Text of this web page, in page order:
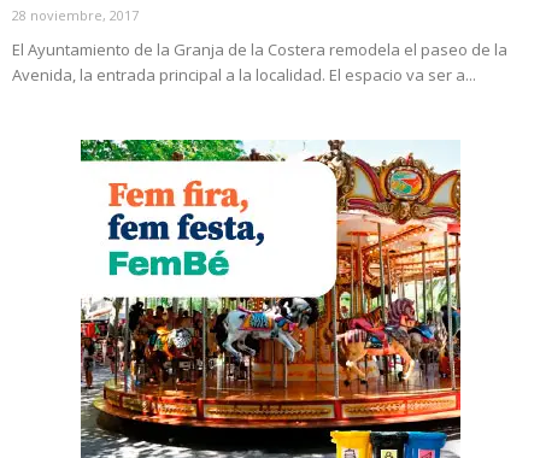
28 noviembre, 2017
El Ayuntamiento de la Granja de la Costera remodela el paseo de la
Avenida, la entrada principal a la localidad. El espacio va ser a...